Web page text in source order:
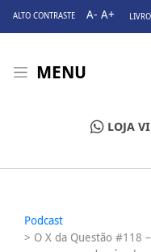
ALTO CONTRASTE A- A+
MENU
LOJA
Podcast
> O X da Questão #118